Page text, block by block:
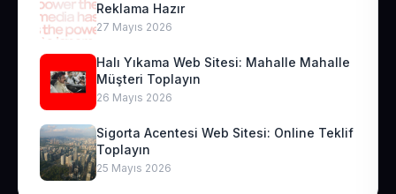
Reklama Hazır
27 Mayıs 2026
Halı Yıkama Web Sitesi: Mahalle Mahalle
Müşteri Toplayın
26 Mayıs 2026
Sigorta Acentesi Web Sitesi: Online Teklif
Toplayın
25 Mayıs 2026